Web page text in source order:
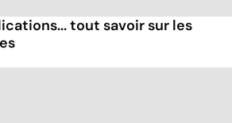
tout savoir sur les